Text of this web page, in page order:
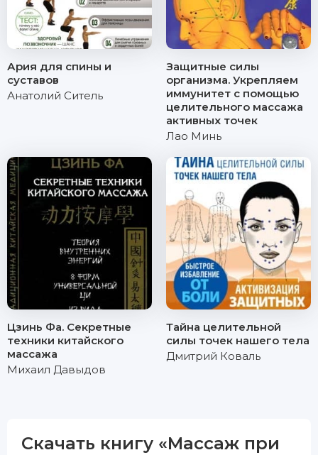
Ария для спины и
суставов
Анатолий Ситель
Защитные силы
организма. Укрепляем
иммунитет с помощью
целительного массажа
активных точек
Лао Минь
Цзинь Фа. Секретные
техники китайского
массажа
Михаил Давыдов
Тайна целительной
силы точек нашего тела
Дмитрий Коваль
Скачать книгу «Массаж при